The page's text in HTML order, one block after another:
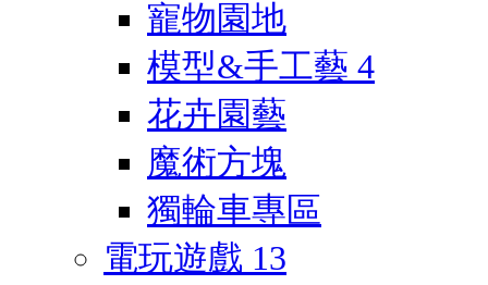
寵物園地
模型&手工藝 4
花卉園藝
魔術方塊
獨輪車專區
電玩遊戲 13